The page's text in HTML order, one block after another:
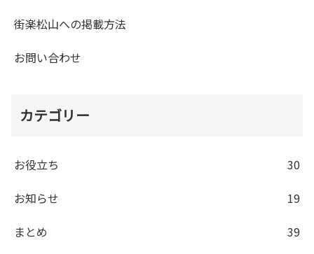
街楽松山への掲載方法
お問い合わせ
カテゴリー
お役立ち
30
お知らせ
19
まとめ
39